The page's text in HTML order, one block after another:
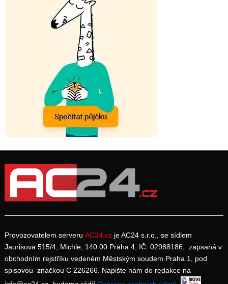
Provozovatelem serveru AC24.cz je AC24 s.r.o., se sídlem
Jaurisova 515/4, Michle, 140 00 Praha 4, IČ: 02988186, zapsaná v
obchodním rejstříku vedeném Městským soudem Praha 1, pod
spisovou značkou C 226266. Napište nám do redakce na